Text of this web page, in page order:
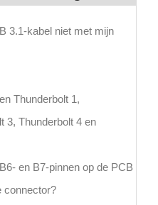
3.1-kabel niet met mijn
Thunderbolt 1,
3, Thunderbolt 4 en
en B7-pinnen op de PCB
connector?